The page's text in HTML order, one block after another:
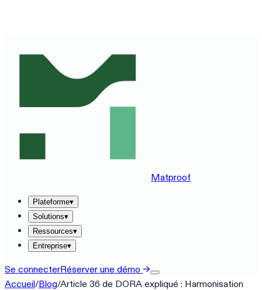
Matproof
Plateforme▾
Solutions▾
Ressources▾
Entreprise▾
Se connecterRéserver une démo →
Accueil/Blog/Article 36 de DORA expliqué : Harmonisation